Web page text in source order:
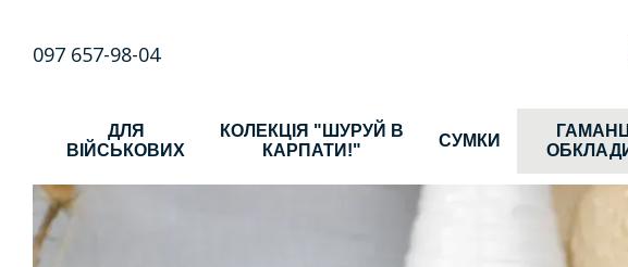
097 657-98-04
ДЛЯ
ВІЙСЬКОВИХ
КОЛЕКЦІЯ "ШУРУЙ В
КАРПАТИ!"
СУМКИ